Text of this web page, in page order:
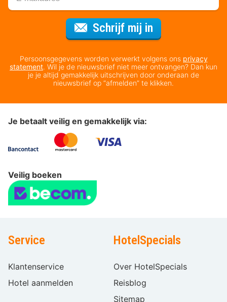
Schrijf mij in
Persoonsgegevens worden verwerkt volgens ons privacy
statement. Wil je de nieuwsbrief niet meer ontvangen? Dan kun
je je altijd gemakkelijk uitschrijven door onderaan de
nieuwsbrief op “afmelden” te klikken.
Je betaalt veilig en gemakkelijk via:
Veilig boeken
Service
Klantenservice
Hotel aanmelden
HotelSpecials
Over HotelSpecials
Reisblog
Sitemap